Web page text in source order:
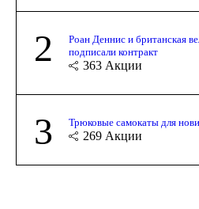
2
Роан Деннис и британская
подписали контракт
363 Акции
3 Трюковые самокаты для
269 Акции